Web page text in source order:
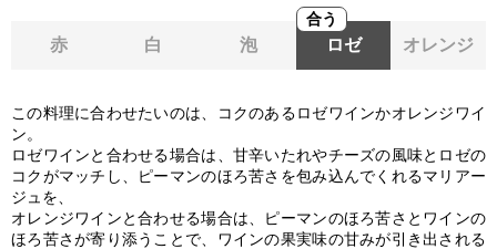
赤 白 泡
合う
ロゼ オレンジ
この料理に合わせたいのは、コクのあるロゼワインかオレンジワイ
ン。
ロゼワインと合わせる場合は、甘辛いたれやチーズの風味とロゼの
コクがマッチし、ピーマンのほろ苦さを包み込んでくれるマリアー
ジュを、
オレンジワインと合わせる場合は、ピーマンのほろ苦さとワインの
ほろ苦さが寄り添うことで、ワインの果実味の甘みが引き出される